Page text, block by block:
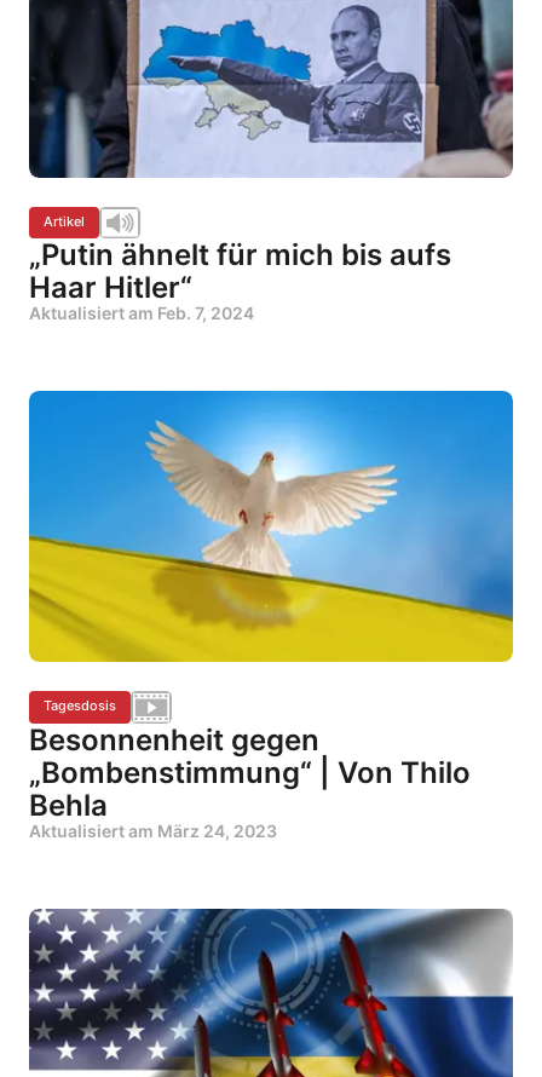
Artikel
„Putin ähnelt für mich bis aufs
Haar Hitler“
Aktualisiert am Feb. 7, 2024
Tagesdosis
Besonnenheit gegen
„Bombenstimmung“ | Von Thilo
Behla
Aktualisiert am März 24, 2023